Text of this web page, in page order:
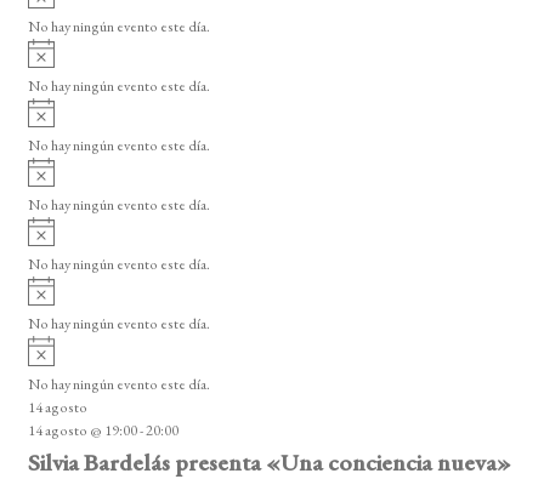
o
v
i
o
No hay ningún evento este día.
A
v
i
o
No hay ningún evento este día.
A
v
i
o
No hay ningún evento este día.
A
v
i
o
No hay ningún evento este día.
A
v
i
o
No hay ningún evento este día.
A
v
i
o
No hay ningún evento este día.
A
v
i
s
o
No hay ningún evento este día.
14 agosto
14 agosto @ 19:00-20:00
Silvia Bardelás presenta «Una conciencia nueva»